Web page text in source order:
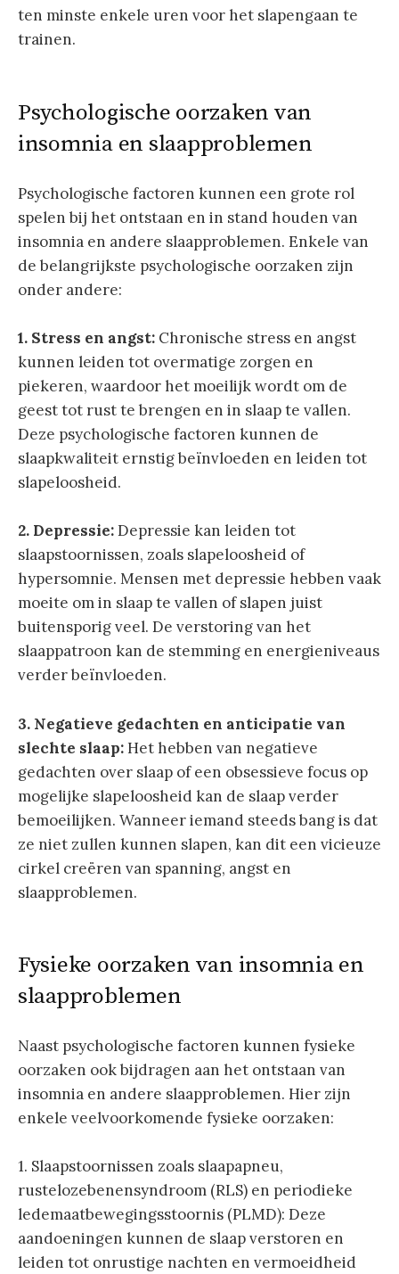
ten minste enkele uren voor het slapengaan te
trainen.
Psychologische oorzaken van
insomnia en slaapproblemen
Psychologische factoren kunnen een grote rol
spelen bij het ontstaan en in stand houden van
insomnia en andere slaapproblemen. Enkele van
de belangrijkste psychologische oorzaken zijn
onder andere:
1. Stress en angst: Chronische stress en angst
kunnen leiden tot overmatige zorgen en
piekeren, waardoor het moeilijk wordt om de
geest tot rust te brengen en in slaap te vallen.
Deze psychologische factoren kunnen de
slaapkwaliteit ernstig beïnvloeden en leiden tot
slapeloosheid.
2. Depressie:Depressie kan leiden tot
slaapstoornissen, zoals slapeloosheid of
hypersomnie. Mensen met depressie hebben vaak
moeite om in slaap te vallen of slapen juist
buitensporig veel. De verstoring van het
slaappatroon kan de stemming en energieniveaus
verder beïnvloeden.
3. Negatieve gedachten en anticipatie van
slechte slaap:Het hebben van negatieve
gedachten over slaap of een obsessieve focus op
mogelijke slapeloosheid kan de slaap verder
bemoeilijken. Wanneer iemand steeds bang is dat
ze niet zullen kunnen slapen, kan dit een vicieuze
cirkel creëren van spanning, angst en
slaapproblemen.
Fysieke oorzaken van insomnia en
slaapproblemen
Naast psychologische factoren kunnen fysieke
oorzaken ook bijdragen aan het ontstaan van
insomnia en andere slaapproblemen. Hier zijn
enkele veelvoorkomende fysieke oorzaken:
1. Slaapstoornissen zoals slaapapneu,
rustelozebenensyndroom (RLS) en periodieke
ledemaatbewegingsstoornis (PLMD): Deze
aandoeningen kunnen de slaap verstoren en
leiden tot onrustige nachten en vermoeidheid